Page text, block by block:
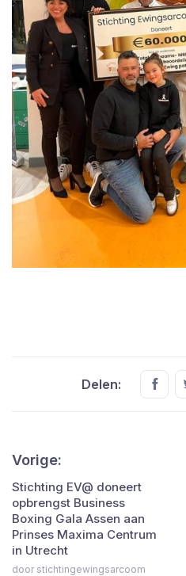
Delen:
Vorige:
Stichting EV@ doneert
opbrengst Business
Boxing Gala Assen aan
Prinses Maxima Centrum
in Utrecht
door stichtingewingsarcoom